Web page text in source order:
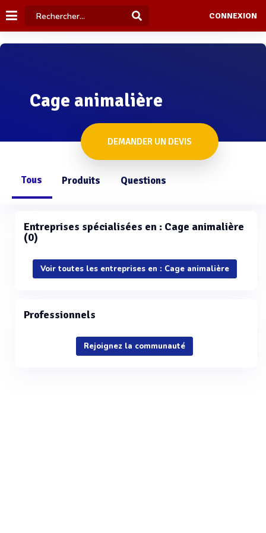
CONNEXION
Cage animalière
DEMANDER UN DEVIS
Tous Produits Questions
Entreprises spécialisées en : Cage animalière
(0)
Voir toutes les entreprises en : Cage animalière
Professionnels
Rejoignez la communauté